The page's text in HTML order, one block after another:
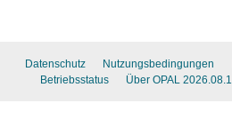
Datenschutz Nutzungsbedingungen
Betriebsstatus
Über OPAL 2026.08.1